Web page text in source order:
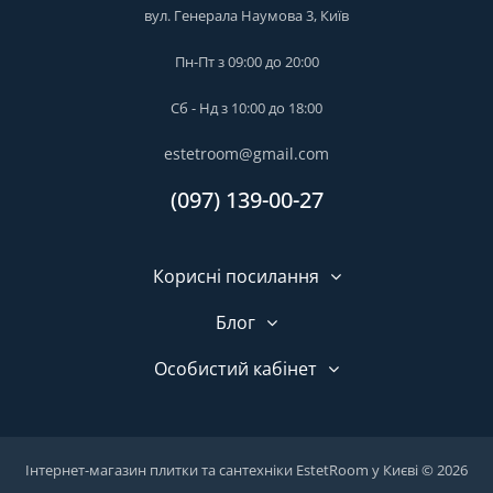
вул. Генерала Наумова 3, Київ
Пн-Пт з 09:00 до 20:00
Сб - Нд з 10:00 до 18:00
estetroom@gmail.com
(097) 139-00-27
Корисні посилання
Блог
Особистий кабінет
Інтернет-магазин плитки та сантехніки EstetRoom у Києві © 2026